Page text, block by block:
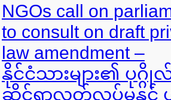
NGOs call on
to consult on draft
law amendment –
နိုင်ငံသားများ၏ ပုဂ္ဂို
ဆိုင်ရာလွတ်လပ်မှုနှင့်